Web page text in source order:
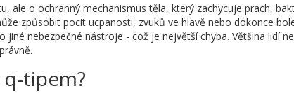
ale o ochranný mechanismus těla, který zachycuje prach,
způsobit pocit ucpanosti, zvuků ve hlavě nebo dokonce
nebezpečné nástroje - což je největší chyba. Většina lidí
tipem?